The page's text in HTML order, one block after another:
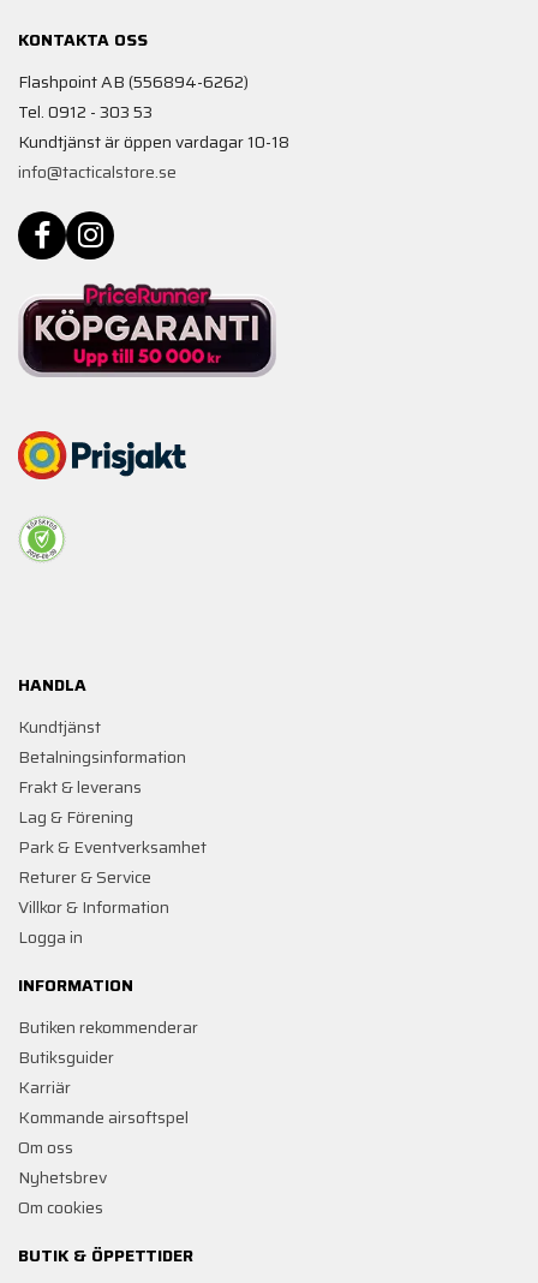
KONTAKTA OSS
Flashpoint AB (556894-6262)
Tel. 0912 - 303 53
Kundtjänst är öppen vardagar 10-18
info@tacticalstore.se
HANDLA
Kundtjänst
Betalningsinformation
Frakt & leverans
Lag & Förening
Park & Eventverksamhet
Returer & Service
Villkor & Information
Logga in
INFORMATION
Butiken rekommenderar
Butiksguider
Karriär
Kommande airsoftspel
Om oss
Nyhetsbrev
Om cookies
BUTIK & ÖPPETTIDER